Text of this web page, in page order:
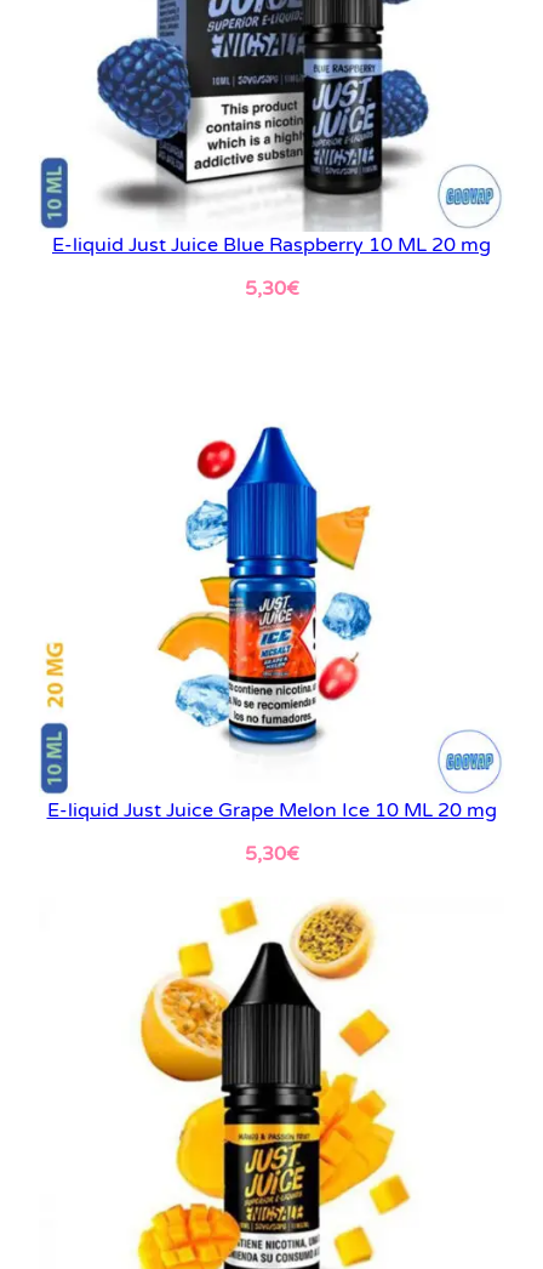
E-liquid Just Juice Blue Raspberry 10 ML 20 mg
5,30€
E-liquid Just Juice Grape Melon Ice 10 ML 20 mg
5,30€